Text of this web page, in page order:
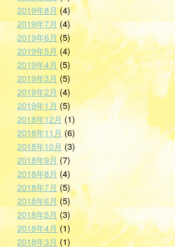
2019年8月(4)
2019年7月(4)
2019年6月(5)
2019年5月 (4)
2019年4月 (5)
2019年3月 (5)
2019年2月(4)
2019年1月(5)
2018年12月(1)
2018年11月 (6)
2018年10月 (3)
2018年9月 (7)
2018年8月(4)
2018年7月 (5)
2018年6月(5)
2018年5月(3)
2018年4月 (1)
2018年3月 (1)